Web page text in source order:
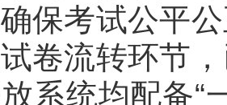
保考试公平
卷流转环节
系统均配备“